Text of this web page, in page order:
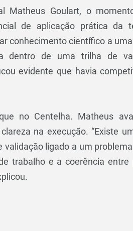
Matheus Goulart, o
de aplicação prática da
conhecimento científico a
dentro de uma trilha de
evidente que havia
no Centelha. Matheus
na execução. “Existe
ligado a um
trabalho e a coerência entre